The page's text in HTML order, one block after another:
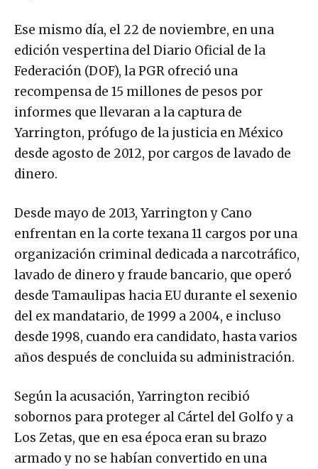
Ese mismo día, el 22 de noviembre, en una
edición vespertina del Diario Oficial de la
Federación (DOF), la PGR ofreció una
recompensa de 15 millones de pesos por
informes que llevaran a la captura de
Yarrington, prófugo de la justicia en México
desde agosto de 2012, por cargos de lavado de
dinero.
Desde mayo de 2013, Yarrington y Cano
enfrentan en la corte texana 11 cargos por una
organización criminal dedicada a narcotráfico,
lavado de dinero y fraude bancario, que operó
desde Tamaulipas hacia EU durante el sexenio
del ex mandatario, de 1999 a 2004, e incluso
desde 1998, cuando era candidato, hasta varios
años después de concluida su administración.
Según la acusación, Yarrington recibió
sobornos para proteger al Cártel del Golfo y a
Los Zetas, que en esa época eran su brazo
armado y no se habían convertido en una